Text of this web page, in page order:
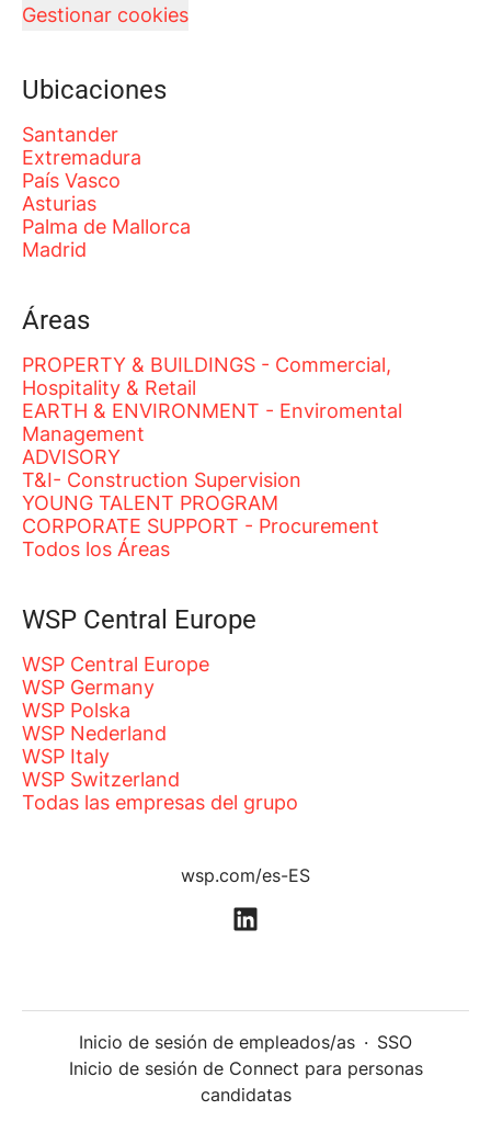
Gestionar cookies
Ubicaciones
Santander
Extremadura
País Vasco
Asturias
Palma de Mallorca
Madrid
Áreas
PROPERTY & BUILDINGS - Commercial,
Hospitality & Retail
EARTH & ENVIRONMENT - Enviromental
Management
ADVISORY
T&I- Construction Supervision
YOUNG TALENT PROGRAM
CORPORATE SUPPORT - Procurement
Todos los Áreas
WSP Central Europe
WSP Central Europe
WSP Germany
WSP Polska
WSP Nederland
WSP Italy
WSP Switzerland
Todas las empresas del grupo
wsp.com/es-ES
Inicio de sesión de empleados/as · SSO
Inicio de sesión de Connect para personas
candidatas